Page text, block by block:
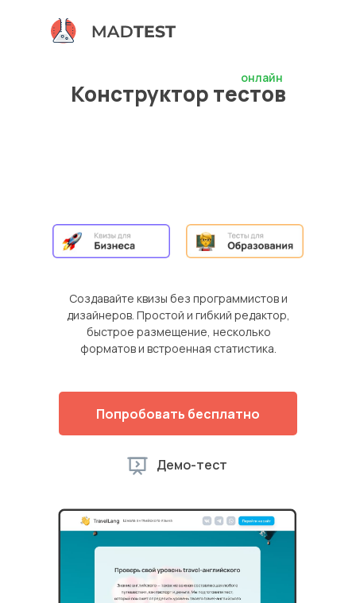
Создать тест онлайн |
Конструктор тестов
Создавайте квизы без программистов и
дизайнеров. Простой и гибкий редактор,
быстрое размещение, несколько
форматов и встроенная статистика.
Попробовать бесплатно
онлайн
Демо-тест